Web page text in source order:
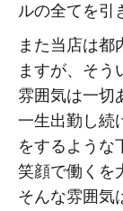
ルの全てを引
また当店は都
ますが、そう
雰囲気は一切
一生出勤し続
をするような
笑顔で働くを
そんな雰囲気